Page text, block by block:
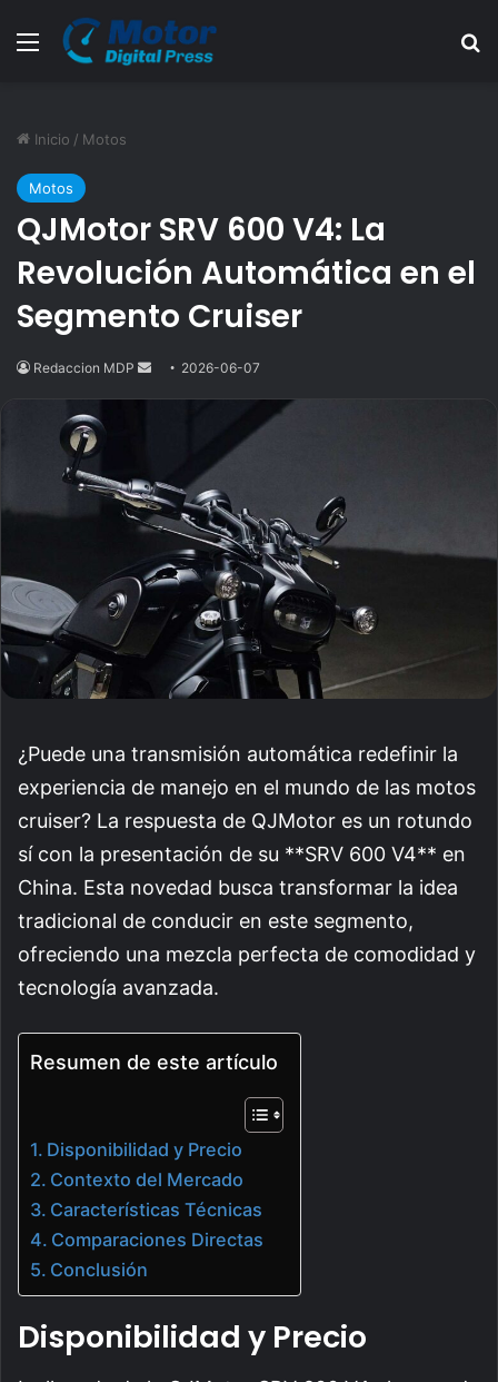
Menú
Inicio / Motos
Motos
QJMotor SRV 600 V4: La
Revolución Automática en el
Segmento Cruiser
Redaccion MDP
Send2026-06-07
¿Puede una transmisión automática redefinir la
experiencia de manejo en el mundo de las motos
cruiser? La respuesta de QJMotor es un rotundo
sí con la presentación de su **SRV 600 V4** en
China. Esta novedad busca transformar la idea
tradicional de conducir en este segmento,
ofreciendo una mezcla perfecta de comodidad y
tecnología avanzada.
Resumen de este artículo
Disponibilidad y Precio
Contexto del Mercado
Características Técnicas
Comparaciones Directas
Conclusión
Disponibilidad y Precio